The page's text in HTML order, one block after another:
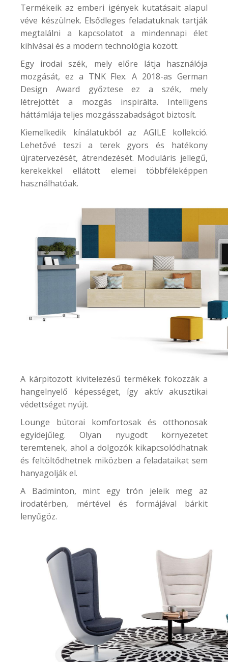
Termékeik az emberi igények kutatásait alapul
véve készülnek. Elsődleges feladatuknak tartják
megtalálni a kapcsolatot a mindennapi élet
kihívásai és a modern technológia között.
Egy irodai szék, mely előre látja használója
mozgását, ez a TNK Flex. A 2018-as German
Design Award győztese ez a szék, mely
létrejöttét a mozgás inspirálta. Intelligens
háttámlája teljes mozgásszabadságot biztosít.
Kiemelkedik kínálatukból az AGILE kollekció.
Lehetővé teszi a terek gyors és hatékony
újratervezését, átrendezését. Moduláris jellegű,
kerekekkel ellátott elemei többféleképpen
használhatóak.
A kárpitozott kivitelezésű termékek fokozzák a
hangelnyelő képességet, így aktív akusztikai
védettséget nyújt.
Lounge bútorai komfortosak és otthonosak
egyidejűleg. Olyan nyugodt környezetet
teremtenek, ahol a dolgozók kikapcsolódhatnak
és feltöltődhetnek miközben a feladataikat sem
hanyagolják el.
A Badminton, mint egy trón jeleik meg az
irodatérben, mértével és formájával bárkit
lenyűgöz.